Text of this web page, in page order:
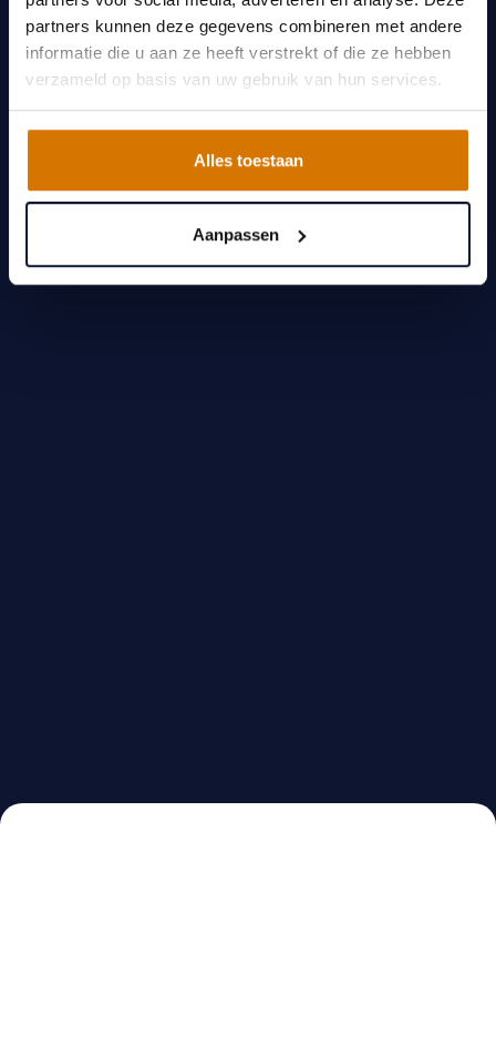
partners kunnen deze gegevens combineren met andere
informatie die u aan ze heeft verstrekt of die ze hebben
verzameld op basis van uw gebruik van hun services.
Alles toestaan
Aanpassen